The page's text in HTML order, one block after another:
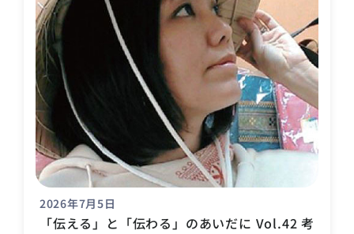
2026年7月5日
「伝える」と「伝わる」のあいだに Vol.42 考